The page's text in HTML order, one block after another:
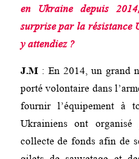
en Ukraine depuis
surprise par la résistance
y attendiez ?
J.M: En 2014, un grand
porté volontaire dans
fournir l’équipement à
Ukrainiens ont organisé
collecte de fonds afin de